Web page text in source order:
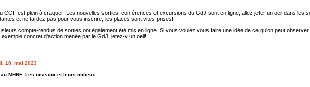
COF est plein à craquer! Les nouvelles sorties, conférences et excursions du GdJ sont en ligne, allez jeter un oeil dans les
et ne tardez pas pour vous inscrire, les places sont vites prises!
compte-rendus de sorties ont également été mis en ligne. Si vous voulez vous faire une idée de ce qu'on peut
exemple concret d'action menée par le GdJ, jetez-y un oeil!
10. mai 2023
MHNF: Les oiseaux et leurs milieux